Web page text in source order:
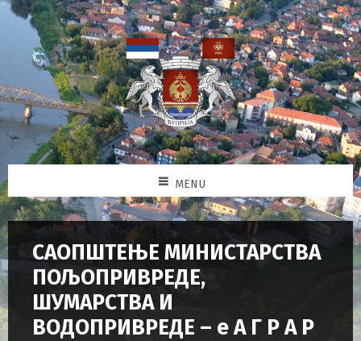
MENU
САОПШТЕЊЕ МИНИСТАРСТВА
ПОЉОПРИВРЕДЕ,
ШУМАРСТВА И
ВОДОПРИВРЕДЕ – е А Г Р А Р